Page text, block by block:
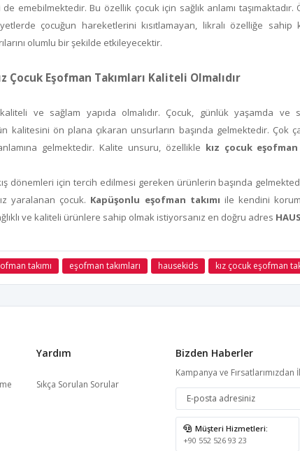
emebilmektedir. Bu özellik çocuk için sağlık anlamı taşımaktadır.
çocuğun hareketlerini kısıtlamayan, likralı özelliğe sahip
olumlu bir şekilde etkileyecektir.
Çocuk Eşofman Takımları Kaliteli Olmalıdır
ve sağlam yapıda olmalıdır. Çocuk, günlük yaşamda ve
kalitesini ön plana çıkaran unsurların başında gelmektedir. Çok
gelmektedir. Kalite unsuru, özellikle kız çocuk
dönemleri için tercih edilmesi gereken ürünlerin başında
yaralanan çocuk. Kapüşonlu eşofman takımı ile kendini
ve kaliteli ürünlere sahip olmak istiyorsanız en doğru adres
takımı eşofman takımları hausekids kız çocuk eşofman
Yardım
Sıkça Sorulan Sorular
Bizden Haberler
Kampanya ve
Müşteri Hizmetleri:
+90 552 526 93 23